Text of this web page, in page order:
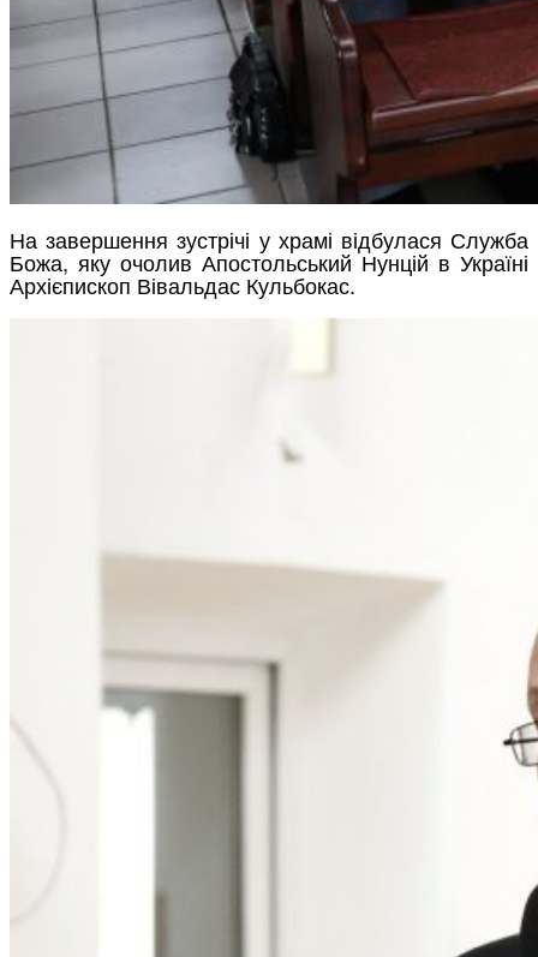
На завершення зустрічі у храмі відбулася Служба
Божа, яку очолив Апостольський Нунцій в Україні
Архієпископ Вівальдас Кульбокас.